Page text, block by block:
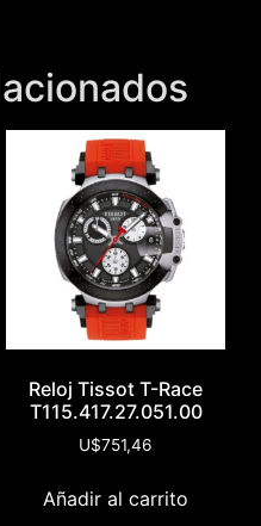
Reloj Tissot T-Race
T115.417.27.051.00
U$751,46
Añadir al carrito